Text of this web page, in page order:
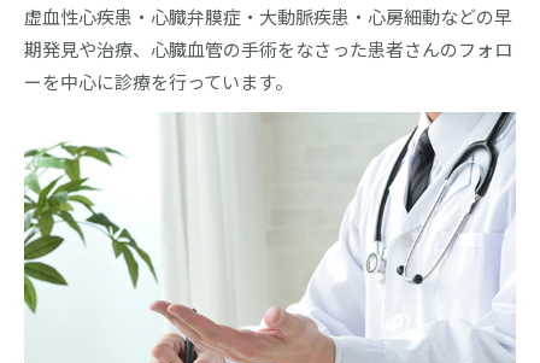
虚血性心疾患・心臓弁膜症・大動脈疾患・心房細動などの早
期発見や治療、心臓血管の手術をなさった患者さんのフォロ
ーを中心に診療を行っています。